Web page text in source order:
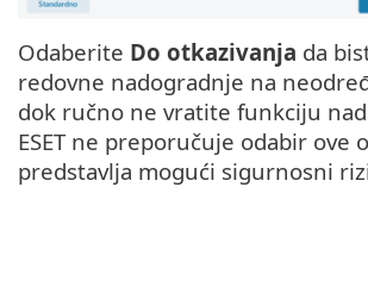
Odaberite Do otkazivanja da
redovne nadogradnje na
dok ručno ne vratite funkciju
ESET ne preporučuje odabir ove
predstavlja mogući sigurnosni